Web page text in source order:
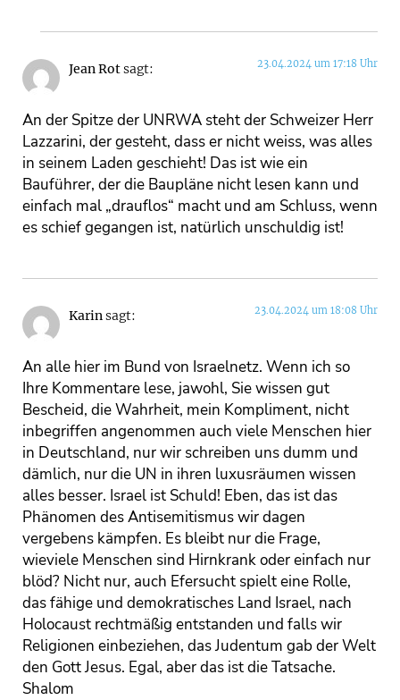
Jean Rotsagt: 23.04.2024 um 17:18 Uhr
An der Spitze der UNRWA steht der Schweizer Herr
Lazzarini, der gesteht, dass er nicht weiss, was alles
in seinem Laden geschieht! Das ist wie ein
Bauführer, der die Baupläne nicht lesen kann und
einfach mal „drauflos“ macht und am Schluss, wenn
es schief gegangen ist, natürlich unschuldig ist!
Karinsagt: 23.04.2024 um 18:08 Uhr
An alle hier im Bund von Israelnetz. Wenn ich so
Ihre Kommentare lese, jawohl, Sie wissen gut
Bescheid, die Wahrheit, mein Kompliment, nicht
inbegriffen angenommen auch viele Menschen hier
in Deutschland, nur wir schreiben uns dumm und
dämlich, nur die UN in ihren luxusräumen wissen
alles besser. Israel ist Schuld! Eben, das ist das
Phänomen des Antisemitismus wir dagen
vergebens kämpfen. Es bleibt nur die Frage,
wieviele Menschen sind Hirnkrank oder einfach nur
blöd? Nicht nur, auch Efersucht spielt eine Rolle,
das fähige und demokratisches Land Israel, nach
Holocaust rechtmäßig entstanden und falls wir
Religionen einbeziehen, das Judentum gab der Welt
den Gott Jesus. Egal, aber das ist die Tatsache.
Shalom